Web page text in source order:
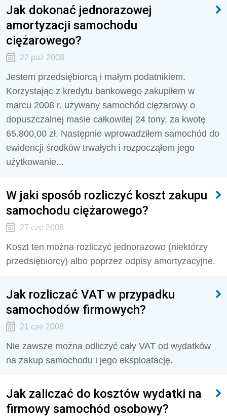
Jak dokonać jednorazowej
amortyzacji samochodu
ciężarowego?
22 paź 2008
Jestem przedsiębiorcą i małym podatnikiem.
Korzystając z kredytu bankowego zakupiłem w
marcu 2008 r. używany samochód ciężarowy o
dopuszczalnej masie całkowitej 24 tony, za kwotę
65.800,00 zł. Następnie wprowadziłem samochód do
ewidencji środków trwałych i rozpocząłem jego
użytkowanie...
W jaki sposób rozliczyć koszt zakupu
samochodu ciężarowego?
27 cze 2008
Koszt ten można rozliczyć jednorazowo (niektórzy
przedsiębiorcy) albo poprzez odpisy amortyzacyjne.
Jak rozliczać VAT w przypadku
samochodów firmowych?
21 cze 2008
Nie zawsze można odliczyć cały VAT od wydatków
na zakup samochodu i jego eksploatację.
Jak zaliczać do kosztów wydatki na
firmowy samochód osobowy?